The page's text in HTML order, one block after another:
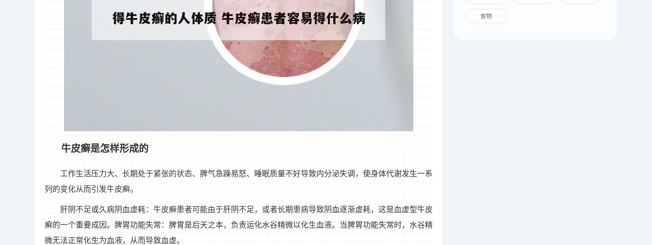
牛皮癣是怎样形成的
工作生活压力大、长期处于紧张的状态、脾气急躁易怒、睡眠质量不好导致内分泌失调，使身体代谢发生一系
列的变化从而引发牛皮癣。
肝阴不足或久病阴血虚耗：牛皮癣患者可能由于肝阴不足，或者长期患病导致阴血逐渐虚耗，这是血虚型牛皮
癣的一个重要成因。脾胃功能失常：脾胃是后天之本，负责运化水谷精微以化生血液。当脾胃功能失常时，水谷精
微无法正常化生为血液，从而导致血虚。
食物